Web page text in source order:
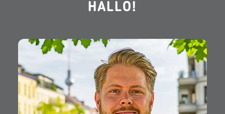
HALLO!